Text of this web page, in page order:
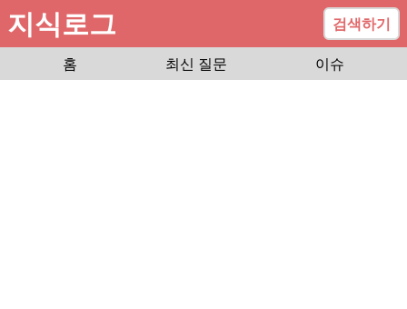
지식로그
검색하기
홈
최신 질문 이슈